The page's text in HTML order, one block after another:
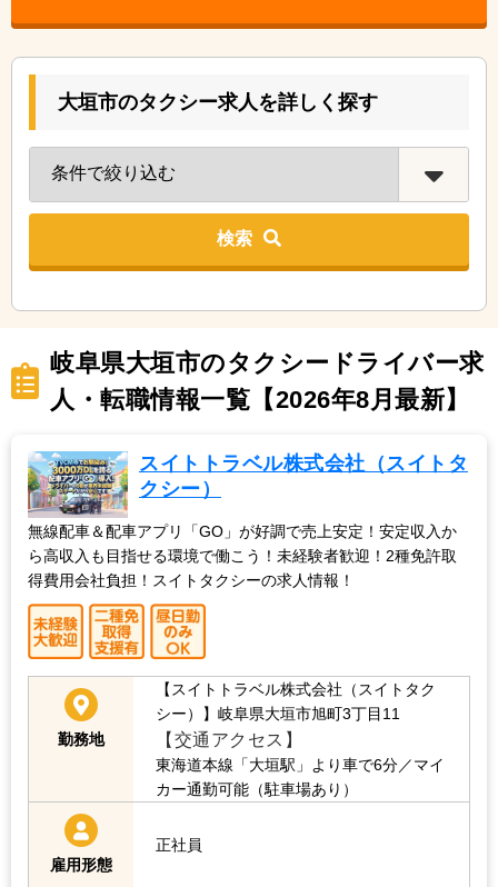
大垣市のタクシー求人を詳しく探す
検索
岐阜県大垣市のタクシードライバー求
人・転職情報一覧【2026年8月最新】
スイトトラベル株式会社（スイトタ
クシー）
無線配車＆配車アプリ「GO」が好調で売上安定！安定収入か
ら高収入も目指せる環境で働こう！未経験者歓迎！2種免許取
得費用会社負担！スイトタクシーの求人情報！
勤務地
【スイトトラベル株式会社（スイトタク
シー）】岐阜県大垣市旭町3丁目11
【交通アクセス】
東海道本線「大垣駅」より車で6分／マイ
カー通勤可能（駐車場あり）
雇用形態
正社員